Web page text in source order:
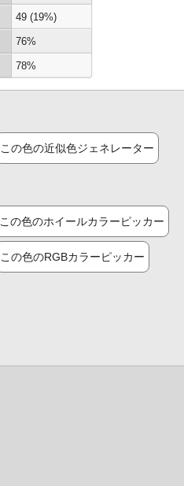
49 (19%)
76%
78%
この色の近似色ジェネレーター
この色のホイールカラーピッカー
この色のRGBカラーピッカー